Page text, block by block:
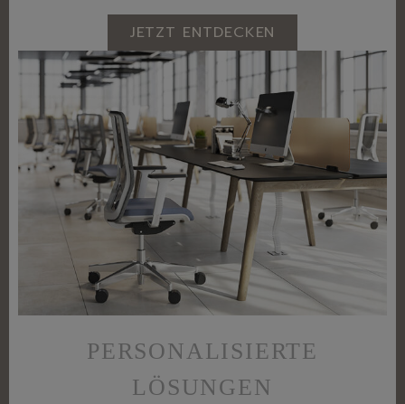
JETZT ENTDECKEN
PERSONALISIERTE
LÖSUNGEN